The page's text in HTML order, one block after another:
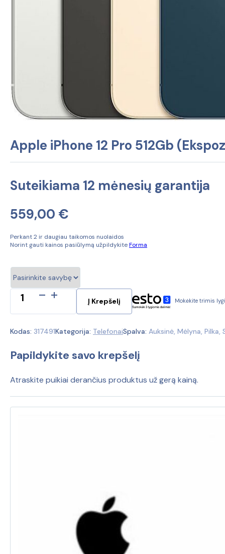
Apple iPhone 12 Pro 512Gb
Suteikiama 12 mėnesių garantija
559,00 €
Perkant 2 ir daugiau taikomos nuolaidos
Norint gauti kainos pasiūlymą užpildykiteForma
produkto
kiekis:
Apple
12
512Gb
prekė)
Į Krepšelį Mokėkite trimis
Kodas: 317491Kategorija: TelefonaiSpalva: Auksinė, Mėlyna, Pilka,
Papildykite savo krepšelį
Atraskite puikiai derančius produktus už gerą kainą.